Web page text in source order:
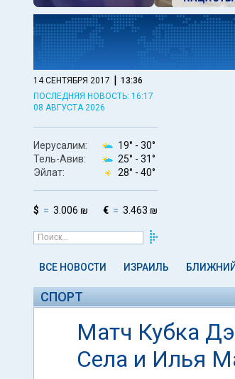
14 СЕНТЯБРЯ 2017 | 13:36
ПОСЛЕДНЯЯ НОВОСТЬ: 16:17
08 АВГУСТА 2026
Иерусалим: 19° - 30°
Тель-Авив:
25° - 31°
Эйлат:
28° - 40°
$ 3.006 ₪ € 3.463 ₪
ВСЕ НОВОСТИ ИЗРАИЛЬ
СПОРТ
Матч Кубка
Села и Илья